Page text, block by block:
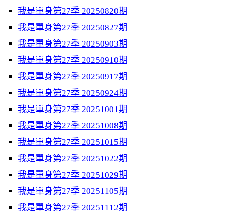
我是單身第27季 20250820期
我是單身第27季 20250827期
我是單身第27季 20250903期
我是單身第27季 20250910期
我是單身第27季 20250917期
我是單身第27季 20250924期
我是單身第27季 20251001期
我是單身第27季 20251008期
我是單身第27季 20251015期
我是單身第27季 20251022期
我是單身第27季 20251029期
我是單身第27季 20251105期
我是單身第27季 20251112期